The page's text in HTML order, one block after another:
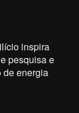
inspira
pesquisa e
de energia